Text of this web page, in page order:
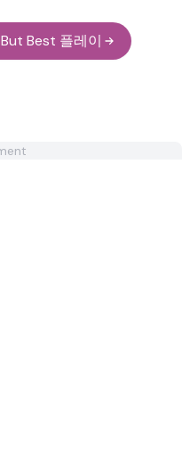
Best 플레이